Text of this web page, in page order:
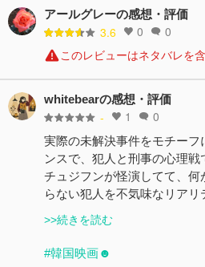
アールグレーの感想・評価
3.6 0 0
このレビューはネタバレを
whitebearの感想・評価
- 1 0
実際の未解決事件をモチー
ンスで、犯人と刑事の心理
チュジフンが怪演してて、
らない犯人を不気味なリア
>>続きを読む
#韓国映画☻